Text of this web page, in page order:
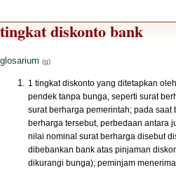
tingkat diskonto bank
glosarium (g)
1 tingkat diskonto yang ditetapkan
pendek tanpa bunga, seperti surat
surat berharga pemerintah; pada
berharga tersebut, perbedaan antara
nilai nominal surat berharga disebut
dibebankan bank atas pinjaman
dikurangi bunga); peminjam